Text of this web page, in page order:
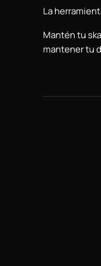
La
Mantén tu
mantener tu